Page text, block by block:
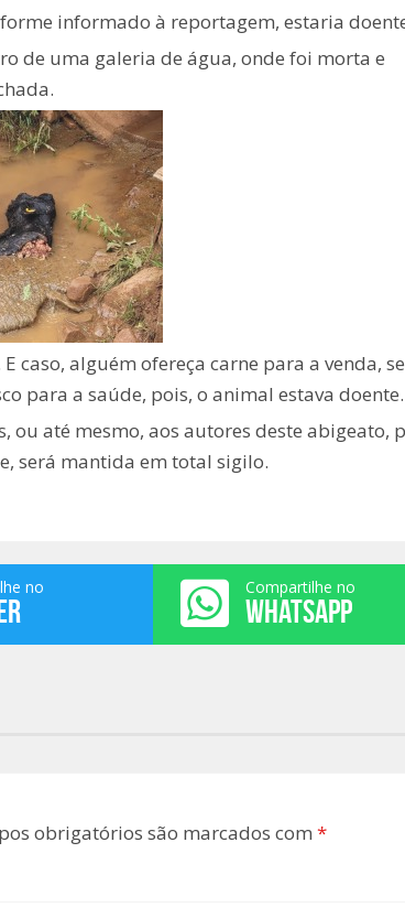
informado à reportagem, estaria
de uma galeria de água, onde foi morta e
caso, alguém ofereça carne para a venda,
para a saúde, pois, o animal estava doente.
ou até mesmo, aos autores deste abigeato,
será mantida em total sigilo.
no Compartilhe no
WHATSAPP
obrigatórios são marcados com *